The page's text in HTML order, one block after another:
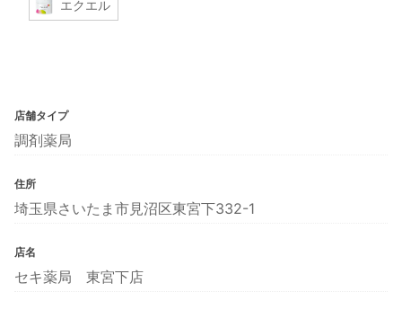
エクエル
店舗タイプ
調剤薬局
住所
埼玉県さいたま市見沼区東宮下332-1
店名
セキ薬局 東宮下店